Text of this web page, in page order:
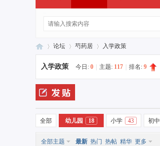
芍 »
论坛
›
芍药居 入学政策
入学政策 今日: 0 主题: 117 排名: 9
全部 幼儿园 18 小学 43 初中
全部主题 最新 热门 热帖 精华 更多